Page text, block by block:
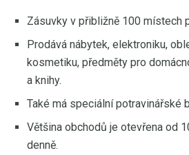
Zásuvky v přibližně 100 místech
Prodává nábytek, elektroniku,
kosmetiku, předměty pro
a knihy.
Také má speciální potravinářské
Většina obchodů je otevřena od
denně.